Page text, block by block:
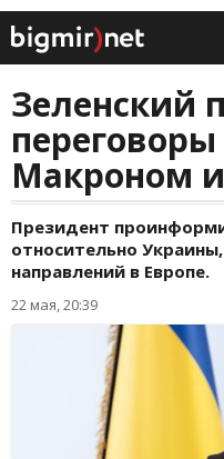
Зеленский
Макроном
Президент
относительно
направлений в Европе.
22 мая, 20:39